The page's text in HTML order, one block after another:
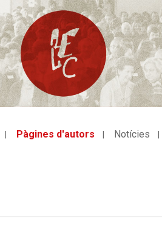
Pàgines d'autors Notícies